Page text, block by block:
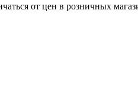
от цен в розничных